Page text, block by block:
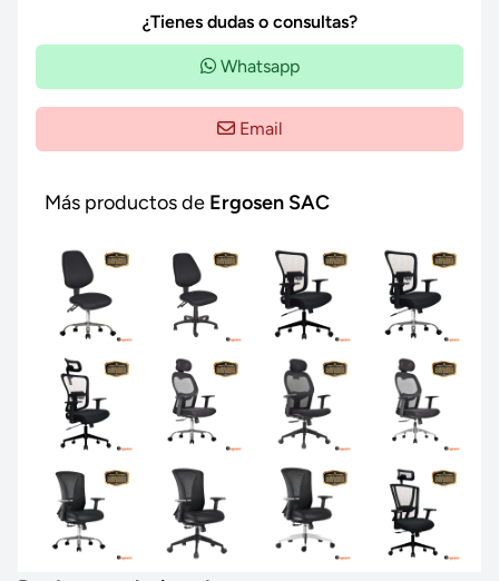
¿Tienes dudas o consultas?
Whatsapp
Email
Más productos de Ergosen SAC